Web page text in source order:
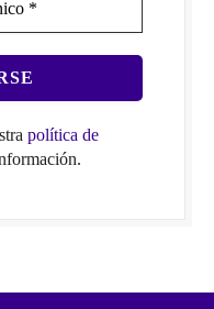
política de